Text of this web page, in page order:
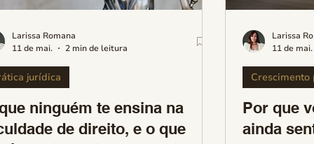
ninguém te ensina na
de direito, e o que
jurídica
Larissa Romana
11 de mai.
2 min de leitura
Por que
ainda
Crescimento
Larissa
11 de mai.